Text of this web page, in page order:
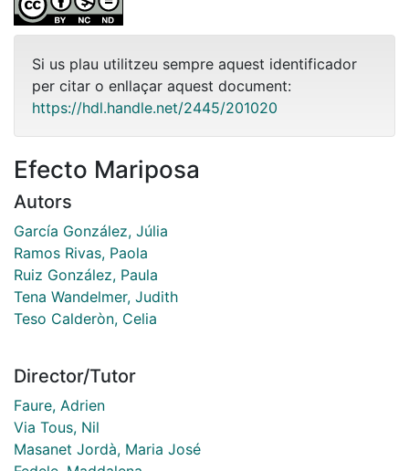
Si us plau utilitzeu sempre aquest identificador
per citar o enllaçar aquest document:
https://hdl.handle.net/2445/201020
Efecto Mariposa
Autors
García González, Júlia
Ramos Rivas, Paola
Ruiz González, Paula
Tena Wandelmer, Judith
Teso Calderòn, Celia
Director/Tutor
Faure, Adrien
Via Tous, Nil
Masanet Jordà, Maria José